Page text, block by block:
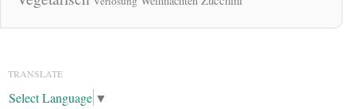
TRANSLATE
Select Language ▼